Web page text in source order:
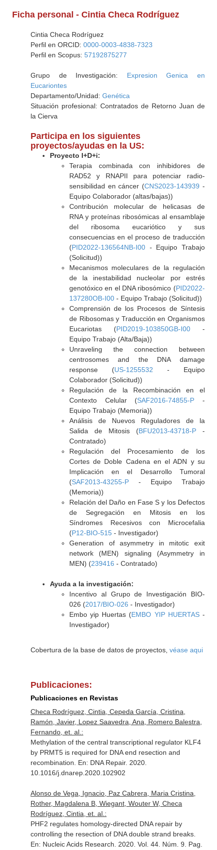
Ficha personal - Cintia Checa Rodríguez
Cintia Checa Rodríguez
Perfil en ORCID: 0000-0003-4838-7323
Perfil en Scopus: 57192875277
Grupo de Investigación: Expresion Genica en
Eucariontes
Departamento/Unidad: Genética
Situación profesional: Contratados de Retorno Juan de
la Cierva
Participa en los siguientes
proyectos/ayudas en la US:
Proyecto I+D+i:
Terapia combinada con inhibidores de
RAD52 y RNAPII para potenciar radio-
sensibilidad en cáncer (CNS2023-143939 -
Equipo Colaborador (altas/bajas))
Contribución molecular de helicasas de
RNA y proteínas ribosómicas al ensamblaje
del ribosoma eucariótico y sus
consecuencias en el proceso de traducción
(PID2022-136564NB-I00- Equipo Trabajo
(Solicitud))
Mecanismos moleculares de la regulación
de la inestabilidad nucleolar por estrés
genotóxico en el DNA ribosómico (PID2022-
137280OB-I00- Equipo Trabajo (Solicitud))
Comprensión de los Procesos de Síntesis
de Ribosomas y Traducción en Organismos
Eucariotas (PID2019-103850GB-I00-
Equipo Trabajo (Alta/Baja))
Unraveling the connection between
centrosomes and the DNA damage
response (US-1255532 - Equipo
Colaborador (Solicitud))
Regulación de la Recombinación en el
Contexto Celular (SAF2016-74855-P -
Equipo Trabajo (Memoria))
Análisis de Nuevos Reguladores de la
Salida de Mitosis (BFU2013-43718-P-
Contratado)
Regulación del Procesamiento de los
Cortes de Doble Cadena en el ADN y su
Implicación en el Desarrollo Tumoral
(SAF2013-43255-P- Equipo Trabajo
(Memoria))
Relación del Daño en Fase S y los Defectos
de Segregación en Mitosis en los
Síndromes Recesivos con Microcefalia
(P12-BIO-515- Investigador)
Generation of asymmetry in mitotic exit
network (MEN) signaling (Asymmetry in
MEN) (239416 - Contratado)
Ayuda a la investigación:
Incentivo al Grupo de Investigación BIO-
026 (2017/BIO-026 - Investigador)
Embo yip Huertas (EMBO YIP HUERTAS-
Investigador)
Cobertura de la base de datos de proyectos, véase aqui
Publicaciones:
Publicaciones en Revistas
Checa Rodríguez, Cintia, Cepeda García, Cristina,
Ramón, Javier, Lopez Saavedra, Ana, Romero Balestra,
Fernando, et. al.:
Methylation of the central transcriptional regulator KLF4
by PRMT5 is required for DNA end resection and
recombination. En: DNA Repair. 2020.
10.1016/j.dnarep.2020.102902
Alonso de Vega, Ignacio, Paz Cabrera, Maria Cristina,
Rother, Magdalena B, Wiegant, Wouter W, Checa
Rodríguez, Cintia, et. al.:
PHF2 regulates homology-directed DNA repair by
controlling the resection of DNA double strand breaks.
En: Nucleic Acids Research . 2020. Vol. 44. Núm. 9. Pag.